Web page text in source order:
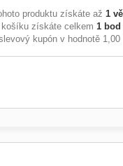
produktu získáte až 1
košíku získáte celkem 1 bod
kupón v hodnotě 1,00